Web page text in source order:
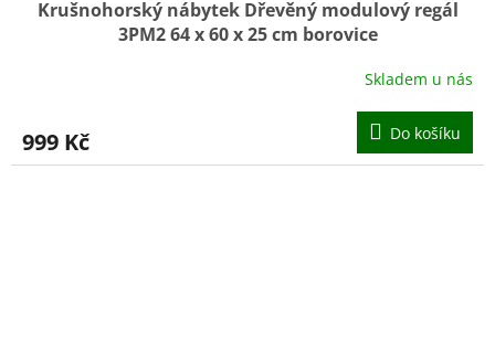
Krušnohorský nábytek Dřevěný modulový regál
3PM2 64 x 60 x 25 cm borovice
Skladem u nás
999 Kč Do košíku